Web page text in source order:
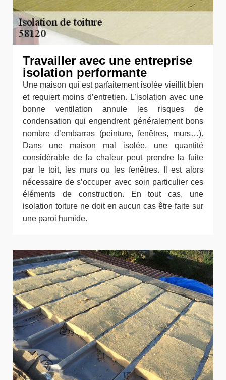
Travailler avec une entreprise
isolation performante
Une maison qui est parfaitement isolée vieillit bien
et requiert moins d’entretien. L’isolation avec une
bonne ventilation annule les risques de
condensation qui engendrent généralement bons
nombre d’embarras (peinture, fenêtres, murs…).
Dans une maison mal isolée, une quantité
considérable de la chaleur peut prendre la fuite
par le toit, les murs ou les fenêtres. Il est alors
nécessaire de s’occuper avec soin particulier ces
éléments de construction. En tout cas, une
isolation toiture ne doit en aucun cas être faite sur
une paroi humide.